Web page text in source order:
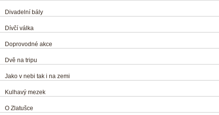
Divadelní bály
Dívčí válka
Doprovodné akce
Dvě na tripu
Jako v nebi tak i na zemi
Kulhavý mezek
O Zlatušce